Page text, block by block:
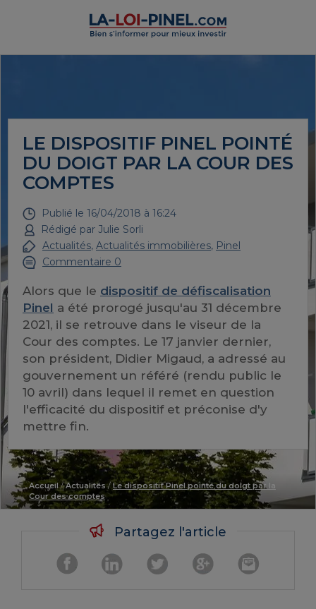
LE DISPOSITIF PINEL POINTÉ
DU DOIGT PAR LA COUR DES
COMPTES
Publié le 16/04/2018 à 16:24
Rédigé par Julie Sorli
Actualités, Actualités immobilières, Pinel
Commentaire 0
Alors que le dispositif de défiscalisation
Pinel a été prorogé jusqu'au 31 décembre
2021, il se retrouve dans le viseur de la
Cour des comptes. Le 17 janvier dernier,
son président, Didier Migaud, a adressé au
gouvernement un référé (rendu public le
10 avril) dans lequel il remet en question
l'efficacité du dispositif et préconise d'y
mettre fin.
Accueil/Actualités / Le dispositif Pinel pointé du doigt par la
Cour des comptes
Partagez l'article